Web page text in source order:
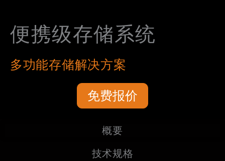
便携级存储系统
多功能存储解决方案
免费报价
概要
技术规格